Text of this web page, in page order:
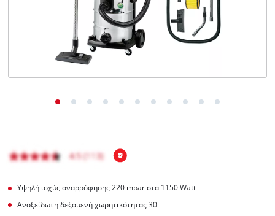
Υψηλή ισχύς αναρρόφησης 220 mbar στα 1150 Watt
Ανοξείδωτη δεξαμενή χωρητικότητας 30 l